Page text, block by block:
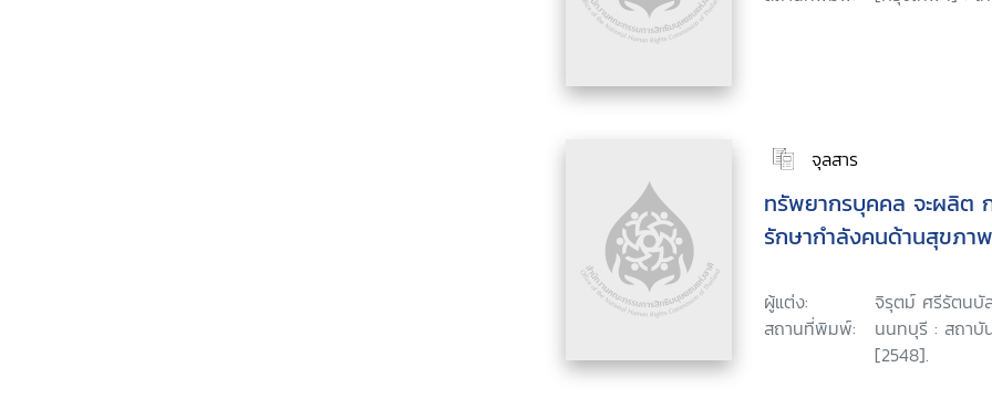
จุลสาร
ทรัพยากรบุคคล จะผลิต
รักษากำลังคนด้านสุขภาพ
ผู้แต่ง:
จิรุตม์ ศรีรัตนบั
สถานที่พิมพ์:
นนทบุรี : สถาบั
[2548].